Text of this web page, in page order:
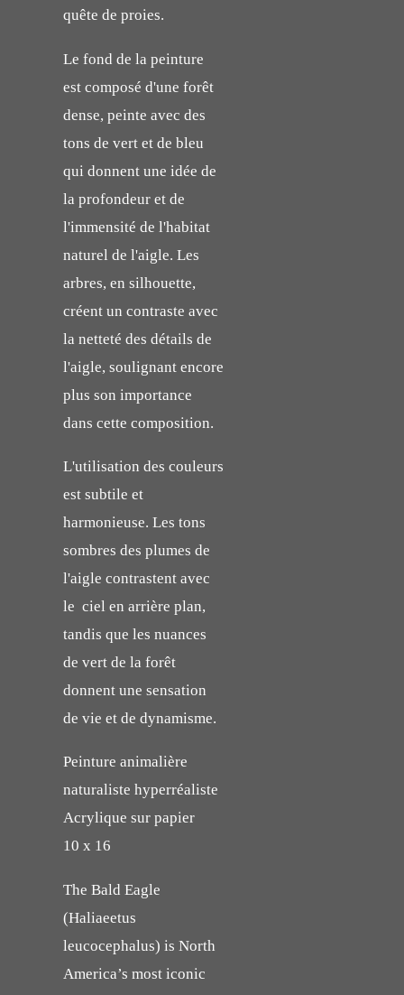
quête de proies.
Le fond de la peinture
est composé d'une forêt
dense, peinte avec des
tons de vert et de bleu
qui donnent une idée de
la profondeur et de
l'immensité de l'habitat
naturel de l'aigle. Les
arbres, en silhouette,
créent un contraste avec
la netteté des détails de
l'aigle, soulignant encore
plus son importance
dans cette composition.
L'utilisation des couleurs
est subtile et
harmonieuse. Les tons
sombres des plumes de
l'aigle contrastent avec
le ciel en arrière plan,
tandis que les nuances
de vert de la forêt
donnent une sensation
de vie et de dynamisme.
Peinture animalière
naturaliste hyperréaliste
Acrylique sur papier
10 x 16
The Bald Eagle
(Haliaeetus
leucocephalus) is North
America’s most iconic